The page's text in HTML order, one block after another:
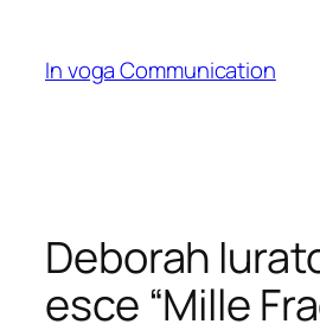
content
In voga Communication
Deborah
esce “Mille